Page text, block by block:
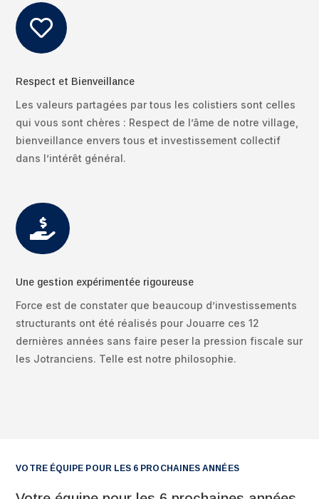

Respect et Bienveillance
Les valeurs partagées par tous les colistiers sont celles
qui vous sont chères : Respect de l’âme de notre village,
bienveillance envers tous et investissement collectif
dans l’intérêt général.

Une gestion expérimentée rigoureuse
Force est de constater que beaucoup d’investissements
structurants ont été réalisés pour Jouarre ces 12
dernières années sans faire peser la pression fiscale sur
les Jotranciens. Telle est notre philosophie.
VOTRE ÉQUIPE POUR LES 6 PROCHAINES ANNÉES